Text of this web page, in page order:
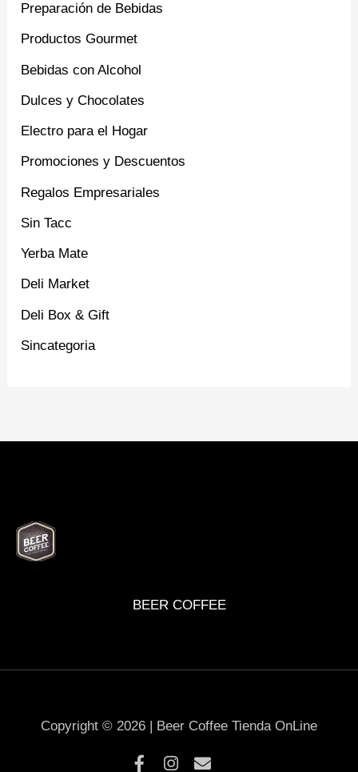
Preparación de Bebidas
Productos Gourmet
Bebidas con Alcohol
Dulces y Chocolates
Electro para el Hogar
Promociones y Descuentos
Regalos Empresariales
Sin Tacc
Yerba Mate
Deli Market
Deli Box & Gift
Sincategoria
BEER COFFEE
Copyright © 2026 | Beer Coffee Tienda OnLine